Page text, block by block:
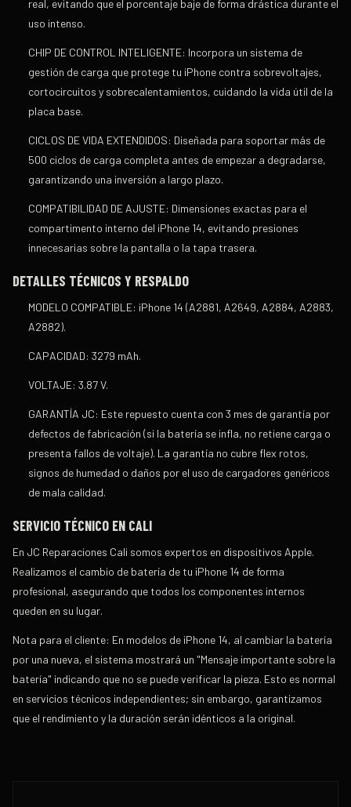
real, evitando que el porcentaje baje de forma drástica durante el
uso intenso.
CHIP DE CONTROL INTELIGENTE: Incorpora un sistema de
gestión de carga que protege tu iPhone contra sobrevoltajes,
cortocircuitos y sobrecalentamientos, cuidando la vida útil de la
placa base.
CICLOS DE VIDA EXTENDIDOS: Diseñada para soportar más de
500 ciclos de carga completa antes de empezar a degradarse,
garantizando una inversión a largo plazo.
COMPATIBILIDAD DE AJUSTE: Dimensiones exactas para el
compartimento interno del iPhone 14, evitando presiones
innecesarias sobre la pantalla o la tapa trasera.
DETALLES TÉCNICOS Y RESPALDO
MODELO COMPATIBLE: iPhone 14 (A2881, A2649, A2884, A2883,
A2882).
CAPACIDAD: 3279 mAh.
VOLTAJE: 3.87 V.
GARANTÍA JC: Este repuesto cuenta con 3 mes de garantía por
defectos de fabricación (si la batería se infla, no retiene carga o
presenta fallos de voltaje). La garantía no cubre flex rotos,
signos de humedad o daños por el uso de cargadores genéricos
de mala calidad.
SERVICIO TÉCNICO EN CALI
En JC Reparaciones Cali somos expertos en dispositivos Apple.
Realizamos el cambio de batería de tu iPhone 14 de forma
profesional, asegurando que todos los componentes internos
queden en su lugar.
Nota para el cliente: En modelos de iPhone 14, al cambiar la batería
por una nueva, el sistema mostrará un "Mensaje importante sobre la
batería" indicando que no se puede verificar la pieza. Esto es normal
en servicios técnicos independientes; sin embargo, garantizamos
que el rendimiento y la duración serán idénticos a la original.